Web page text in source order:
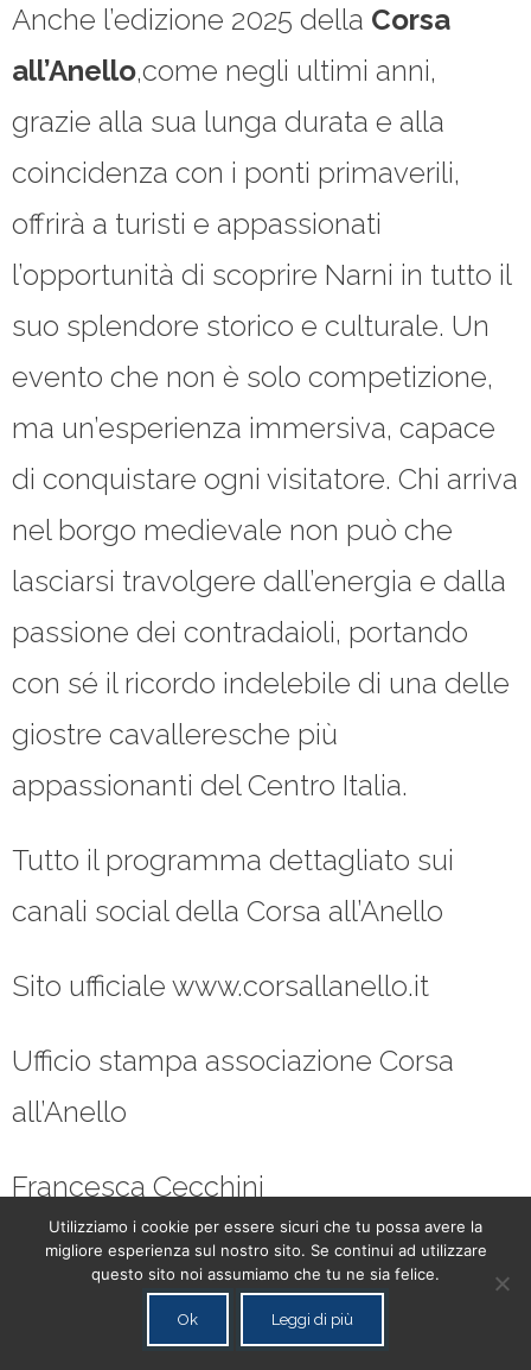
Anche l’edizione 2025 della Corsa
all’Anello,come negli ultimi anni,
grazie alla sua lunga durata e alla
coincidenza con i ponti primaverili,
offrirà a turisti e appassionati
l’opportunità di scoprire Narni in tutto il
suo splendore storico e culturale. Un
evento che non è solo competizione,
ma un’esperienza immersiva, capace
di conquistare ogni visitatore. Chi arriva
nel borgo medievale non può che
lasciarsi travolgere dall’energia e dalla
passione dei contradaioli, portando
con sé il ricordo indelebile di una delle
giostre cavalleresche più
appassionanti del Centro Italia.
Tutto il programma dettagliato sui
canali social della Corsa all’Anello
Sito ufficiale www.corsallanello.it
Ufficio stampa associazione Corsa
all’Anello
Francesca Cecchini
Utilizziamo i cookie per essere sicuri che tu possa avere la
migliore esperienza sul nostro sito. Se continui ad utilizzare
questo sito noi assumiamo che tu ne sia felice.
Ok Leggi di più